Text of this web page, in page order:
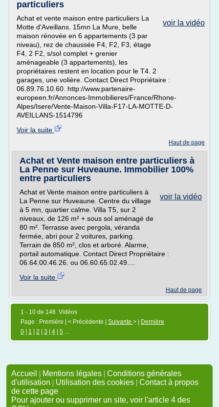
particuliers
voir la vidéo
Achat et vente maison entre particuliers La
Motte d'Aveillans. 15mn La Mure, belle
maison rénovée en 6 appartements (3 par
niveau), rez de chaussée F4, F2, F3, étage
F4, 2 F2, s/sol complet + grenier
aménageable (3 appartements), les
propriétaires restent en location pour le T4. 2
garages, une volière. Contact Direct Propriétaire :
06.89.76.10.60. http://www.partenaire-
europeen.fr/Annonces-Immobilieres/France/Rhone-
Alpes/Isere/Vente-Maison-Villa-F17-LA-MOTTE-D-
AVEILLANS-1514796
Voir la suite
Haut de page
Achat et Vente maison entre particuliers à
La Penne sur Huveaune. Immobilier 100%
entre particuliers
voir la vidéo
Achat et Vente maison entre particuliers à
La Penne sur Huveaune. Centre du village
à 5 mn, quartier calme. Villa T5, sur 2
niveaux, de 126 m² + sous sol aménagé de
80 m². Terrasse avec pergola, véranda
fermée, abri pour 2 voitures, parking.
Terrain de 850 m², clos et arboré. Alarme,
portail automatique. Contact Direct Propriétaire :
06.64.00.46.26. ou 06.60.65.02.49....
Voir la suite
Haut de page
1 - 10 de 146 Vidéos
Page : Première | < Précédente | Suivante > |
Dernière
0
1 2 3 4 5 ...
Accueil | Mentions légales | Conditions générales
d'utilisation | Utilisation des cookies | Contact à propos
de cette page
Pour ajouter ou supprimer un site, voir l'article 4 des